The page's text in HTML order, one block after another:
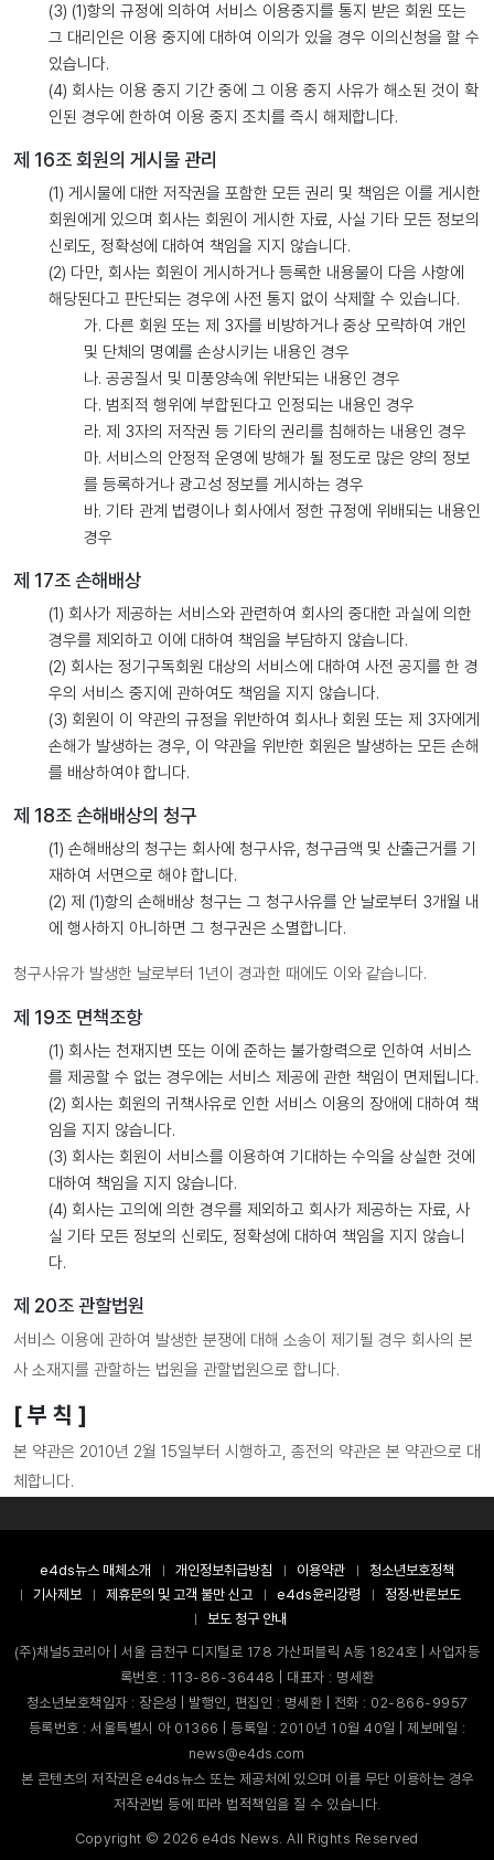
(3) (1)항의 규정에 의하여 서비스 이용중지를 통지 받은 회원 또는
그 대리인은 이용 중지에 대하여 이의가 있을 경우 이의신청을 할 수
있습니다.
(4) 회사는 이용 중지 기간 중에 그 이용 중지 사유가 해소된 것이 확
인된 경우에 한하여 이용 중지 조치를 즉시 해제합니다.
제 16조 회원의 게시물 관리
(1) 게시물에 대한 저작권을 포함한 모든 권리 및 책임은 이를 게시한
회원에게 있으며 회사는 회원이 게시한 자료, 사실 기타 모든 정보의
신뢰도, 정확성에 대하여 책임을 지지 않습니다.
(2) 다만, 회사는 회원이 게시하거나 등록한 내용물이 다음 사항에
해당된다고 판단되는 경우에 사전 통지 없이 삭제할 수 있습니다.
가. 다른 회원 또는 제 3자를 비방하거나 중상 모략하여 개인
및 단체의 명예를 손상시키는 내용인 경우
나. 공공질서 및 미풍양속에 위반되는 내용인 경우
다. 범죄적 행위에 부합된다고 인정되는 내용인 경우
라. 제 3자의 저작권 등 기타의 권리를 침해하는 내용인 경우
마. 서비스의 안정적 운영에 방해가 될 정도로 많은 양의 정보
를 등록하거나 광고성 정보를 게시하는 경우
바. 기타 관계 법령이나 회사에서 정한 규정에 위배되는 내용인
경우
제 17조 손해배상
(1) 회사가 제공하는 서비스와 관련하여 회사의 중대한 과실에 의한
경우를 제외하고 이에 대하여 책임을 부담하지 않습니다.
(2) 회사는 정기구독회원 대상의 서비스에 대하여 사전 공지를 한 경
우의 서비스 중지에 관하여도 책임을 지지 않습니다.
(3) 회원이 이 약관의 규정을 위반하여 회사나 회원 또는 제 3자에게
손해가 발생하는 경우, 이 약관을 위반한 회원은 발생하는 모든 손해
를 배상하여야 합니다.
제 18조 손해배상의 청구
(1) 손해배상의 청구는 회사에 청구사유, 청구금액 및 산출근거를 기
재하여 서면으로 해야 합니다.
(2) 제 (1)항의 손해배상 청구는 그 청구사유를 안 날로부터 3개월 내
에 행사하지 아니하면 그 청구권은 소멸합니다.
청구사유가 발생한 날로부터 1년이 경과한 때에도 이와 같습니다.
제 19조 면책조항
(1) 회사는 천재지변 또는 이에 준하는 불가항력으로 인하여 서비스
를 제공할 수 없는 경우에는 서비스 제공에 관한 책임이 면제됩니다.
(2) 회사는 회원의 귀책사유로 인한 서비스 이용의 장애에 대하여 책
임을 지지 않습니다.
(3) 회사는 회원이 서비스를 이용하여 기대하는 수익을 상실한 것에
대하여 책임을 지지 않습니다.
(4) 회사는 고의에 의한 경우를 제외하고 회사가 제공하는 자료, 사
실 기타 모든 정보의 신뢰도, 정확성에 대하여 책임을 지지 않습니
다.
제 20조 관할법원
서비스 이용에 관하여 발생한 분쟁에 대해 소송이 제기될 경우 회사의 본
사 소재지를 관할하는 법원을 관할법원으로 합니다.
[ 부 칙 ]
본 약관은 2010년 2월 15일부터 시행하고, 종전의 약관은 본 약관으로 대
체합니다.
e4ds뉴스 매체소개 개인정보취급방침 이용약관
청소년보호정책
기사제보
제휴문의 및 고객 불만 신고 e4ds윤리강령
정정·반론보도
보도 청구 안내
(주)채널5코리아 | 서울 금천구 디지털로 178 가산퍼블릭 A동 1824호 | 사업자등
록번호 : 113-86-36448 | 대표자 : 명세환
청소년보호책임자 : 장은성 | 발행인, 편집인 : 명세환 | 전화 : 02-866-9957
등록번호 : 서울특별시 아 01366 | 등록일 : 2010년 10월 40일 | 제보메일 :
news@e4ds.com
본 콘텐츠의 저작권은 e4ds뉴스 또는 제공처에 있으며 이를 무단 이용하는 경우
저작권법 등에 따라 법적책임을 질 수 있습니다.
Copyright ©2026 e4ds News. All Rights Reserved